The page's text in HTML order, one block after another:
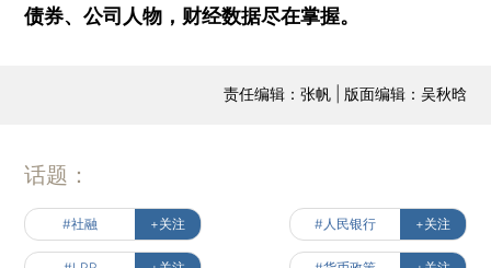
债券、公司人物，财经数据尽在掌握。
责任编辑：张帆 | 版面编辑：吴秋晗
话题：
#社融 +关注 #人民银行 +关注